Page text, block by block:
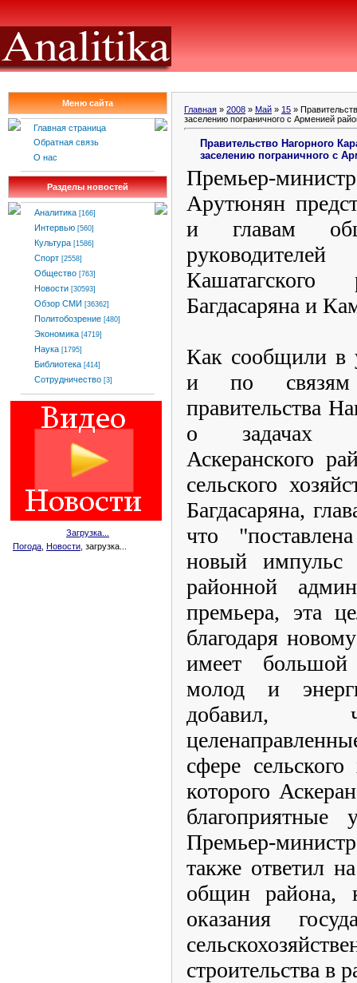
Меню сайта
Главная страница
Обратная связь
О нас
Разделы новостей
Аналитика [166]
Интервью [560]
Культура [1586]
Спорт [2558]
Общество [763]
Новости [30593]
Обзор СМИ [36362]
Политобозрение [480]
Экономика [4719]
Наука [1795]
Библиотека [414]
Сотрудничество [3]
Загрузка...
Погода Новости , загрузка...
Главная » 2008 » Май » 15 »
заселению пограничного с Арменией
Правительство Нагорного
заселению пограничного с
Премьер-
Арутюнян
и главам
Багдасаряна и
Как сообщили в
и по связям
правительства
о задачах
Аскеранского
сельского
Багдасаряна,
что
новый импульс
районной
премьера, эта
благодаря
имеет большой
молод и
добавил,
сфере
которого
благоприятные
Премьер-
также ответил
общин района,
оказания
строительства в